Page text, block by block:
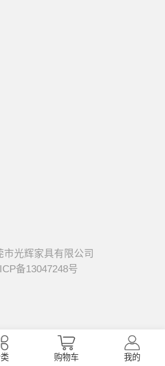
光辉家具有限公司
备13047248号
购物车 我的